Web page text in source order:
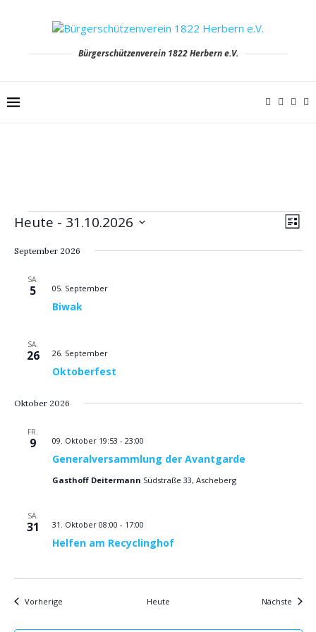
Bürgerschützenverein 1822 Herbern e.V.
Veranstaltungen
LISTE
Heute - 31.10.2026
wählen.
September 2026
SA.
5
Biwak
05. September
SA.
26
Oktoberfest
26. September
Oktober 2026
FR.
9
Generalversammlung der Avantgarde
09. Oktober 19:53 - 23:00
Gasthoff Deitermann Südstraße 33, Ascheberg
SA.
31
Helfen am Recyclinghof
31. Oktober 08:00 - 17:00
VorherigeVeranstaltungen Heute Nächste